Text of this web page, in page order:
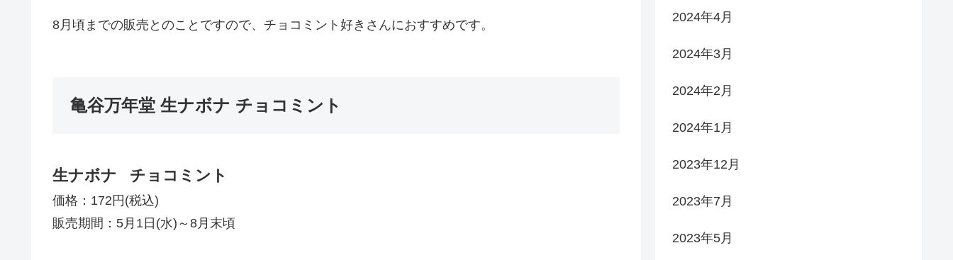
8月頃までの販売とのことですので、チョコミント好きさんにおすすめです。
亀谷万年堂 生ナボナ チョコミント
生ナボナ チョコミント
価格：172円(税込)
販売期間：5月1日(水)～8月末頃
2024年4月
2024年3月
2024年2月
2024年1月
2023年12月
2023年7月
2023年5月